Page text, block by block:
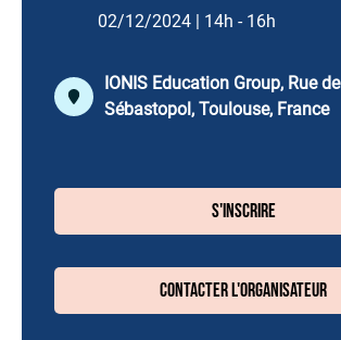
02/12/2024 | 14h - 16h
IONIS Education Group, Rue de
Sébastopol, Toulouse, France
S'inscrire
Contacter l'organisateur